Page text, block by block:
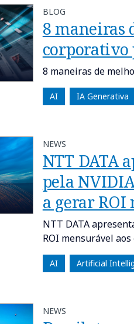
BLOG
8 maneiras
corporativo
8 maneiras de
AI IA Generativa
NEWS
NTT DATA
pela
a gerar
NTT DATA
ROI mensurável
AI Artificial
NEWS